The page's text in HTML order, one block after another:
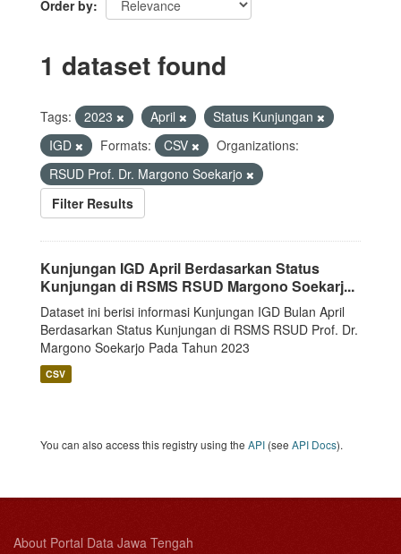
Order by
1 dataset found
Tags: 2023 April
Status Kunjungan
IGD
Formats: CSV
Organizations:
RSUD Prof. Dr. Margono Soekarjo
Filter Results
Kunjungan IGD April Berdasarkan Status
Kunjungan di RSMS RSUD Margono Soekarj...
Dataset ini berisi informasi Kunjungan IGD Bulan April
Berdasarkan Status Kunjungan di RSMS RSUD Prof. Dr.
Margono Soekarjo Pada Tahun 2023
CSV
You can also access this registry using the API (see API Docs).
About Portal Data Jawa Tengah